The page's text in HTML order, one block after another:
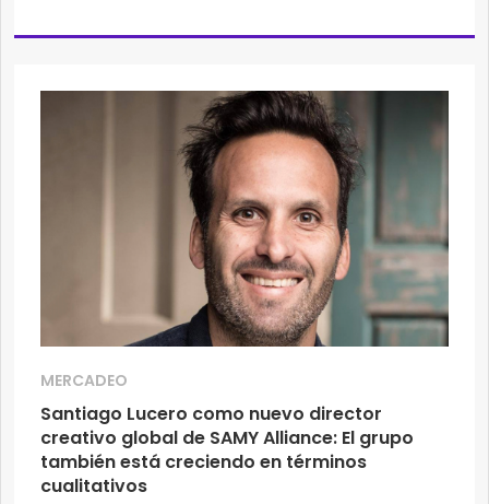
MERCADEO
Santiago Lucero como nuevo director
creativo global de SAMY Alliance: El grupo
también está creciendo en términos
cualitativos